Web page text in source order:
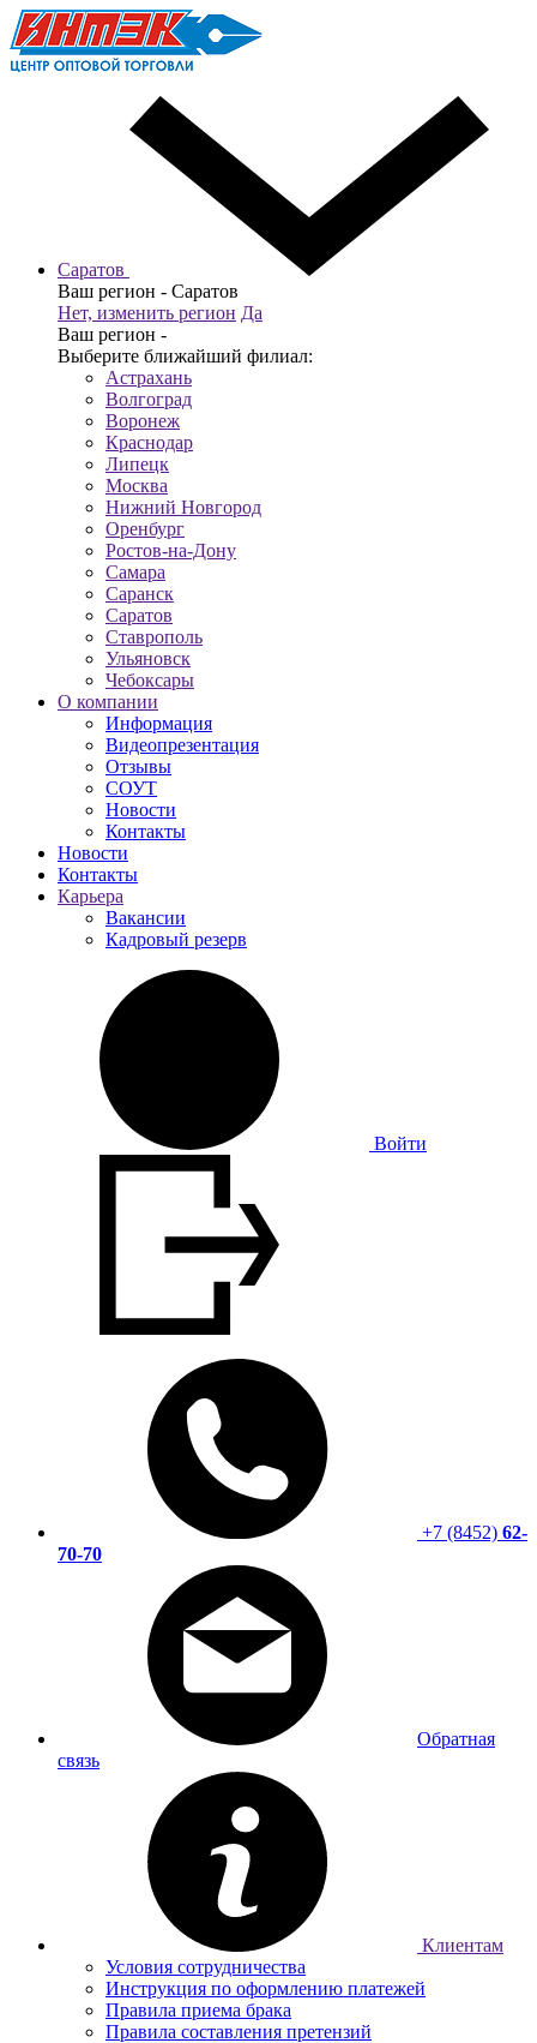
Саратов
Ваш регион - Саратов
Нет, изменить регион Да
Ваш регион -
Выберите ближайший филиал:
Астрахань
Волгоград
Воронеж
Краснодар
Липецк
Москва
Нижний Новгород
Оренбург
Ростов-на-Дону
Самара
Саранск
Саратов
Ставрополь
Ульяновск
Чебоксары
О компании
Информация
Видеопрезентация
Отзывы
СОУТ
Новости
Контакты
Новости
Контакты
Карьера
Вакансии
Кадровый резерв
Войти
+7 (8452) 62-
70-70
Обратная
связь
Клиентам
Условия сотрудничества
Инструкция по оформлению платежей
Правила приема брака
Правила составления претензий